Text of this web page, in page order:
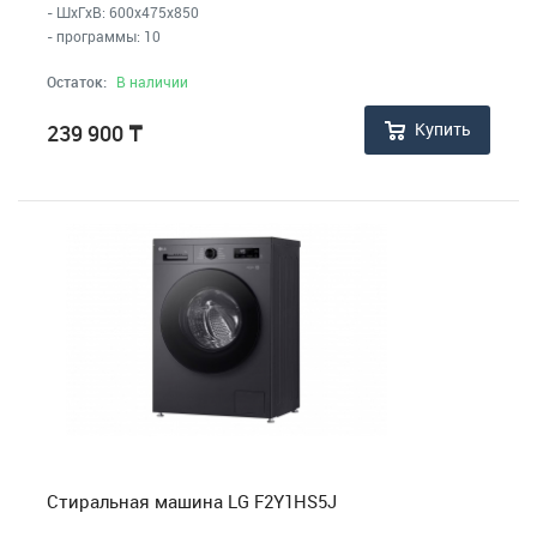
- ШхГхВ: 600x475x850
- программы: 10
Остаток: В наличии
239 900 ₸ Купить
Стиральная машина LG F2Y1HS5J